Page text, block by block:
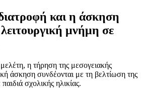
και η άσκηση
μνήμη σε
η τήρηση της μεσογειακής
άσκηση συνδέονται με τη βελτίωση της
σχολικής ηλικίας.